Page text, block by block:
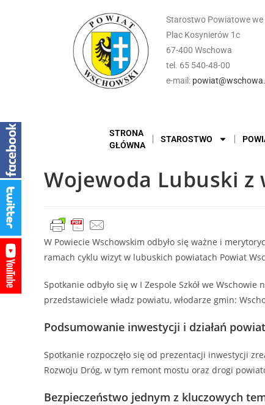
Starostwo Powiatowe we
Plac Kosynierów 1c
67-400 Wschowa
tel. 65 540-48-00
e-mail:
STRONA
GŁÓWNA
STAROSTWO
Wojewoda Lubuski z
W Powiecie Wschowskim odbyło się ważne i
ramach cyklu wizyt w lubuskich powiatach Powiat
Spotkanie odbyło się w I Zespole Szkół we
przedstawiciele władz powiatu, włodarze gmin:
Podsumowanie inwestycji i działań
Spotkanie rozpoczęło się od prezentacji inwestycji
Rozwoju Dróg, w tym remont mostu oraz drogi
Bezpieczeństwo jednym z kluczowych